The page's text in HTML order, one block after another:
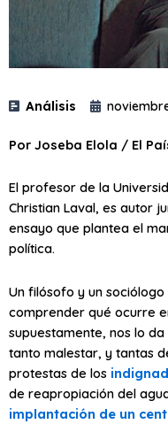
Análisis
Por Joseba Elola / El
El profesor de la
Christian Laval, es autor
ensayo que plantea el
política.
Un filósofo y un
comprender qué ocurre
supuestamente, nos lo
tanto malestar, y tantas
protestas de los
de reapropiación del
implantación de un